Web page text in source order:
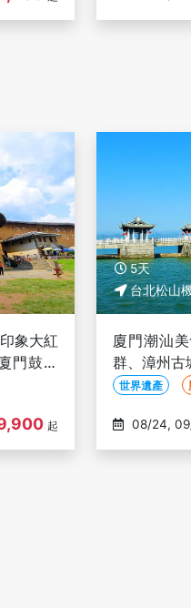
象大紅
門鼓浪
起
5天
台北松山
廈門潮汕
群、漳州古
座椅(文化
世界遺產